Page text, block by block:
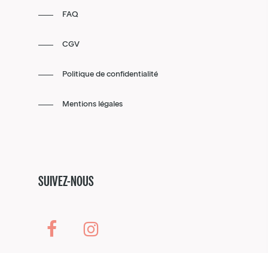
FAQ
CGV
Politique de confidentialité
Mentions légales
SUIVEZ-NOUS